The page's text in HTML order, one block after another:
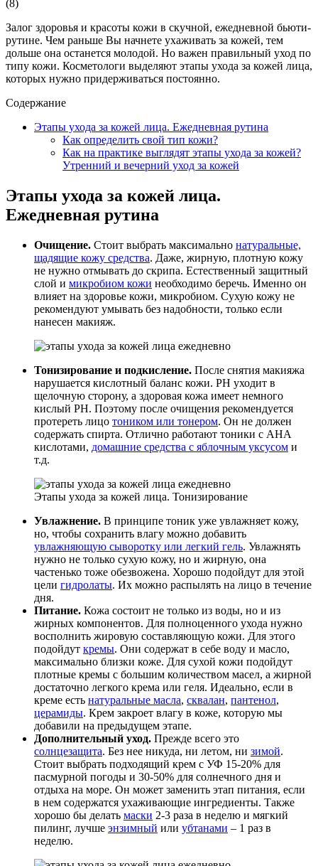
(8)
Залог здоровья и красоты кожи в скучной, ежедневной бьюти-
рутине. Чем раньше Вы начнете ухаживать за кожей, тем
дольше она останется молодой. Но важен правильный уход по
типу кожи. Косметологи выделяют этапы ухода за кожей лица,
которых нужно придерживаться постоянно.
Содержание
Этапы ухода за кожей лица. Ежедневная рутина
Как определить свой тип кожи?
Как на практике выглядят этапы ухода за кожей?
Утренний и вечерний уход за кожей
Этапы ухода за кожей лица.
Ежедневная рутина
Очищение. Стоит выбрать максимально натуральные,
щадящие кожу средства. Даже, жирную, плотную кожу
не нужно отмывать до скрипа. Естественный защитный
слой и микробиом кожи необходимо беречь. Именно он
влияет на здоровье кожи, микробиом. Сухую кожу не
рекомендуют умывать без надобности, только если
нанесен макияж.
Тонизирование и подкисление. После снятия макияжа
нарушается кислотный баланс кожи. PH уходит в
щелочную сторону, а здоровая кожа имеет немного
кислый PH. Поэтому после очищения рекомендуется
протереть лицо тоником или тонером. Он не должен
содержать спирта. Отлично работают тоники с AHA
кислотами, домашние средства с яблочным уксусом и
т.д.
Этапы ухода за кожей лица. Тонизирование
Увлажнение. В принципе тоник уже увлажняет кожу,
но, чтобы сохранить влагу можно добавить
увлажняющую сыворотку или легкий гель. Увлажнять
нужно не только сухую кожу, но и жирную, она
частенько тоже обезвожена. Хорошо подойдут для этой
цели гидролаты. Их можно распылять на лицо в течение
дня.
Питание. Кожа состоит не только из воды, но и из
жирных компонентов. Для полноценного ухода нужно
восполнить жировую составляющую кожи. Для этого
подойдут кремы. Они содержат в себе воду и масло,
максимально близки коже. Для сухой кожи подойдут
плотные кремы с большим количеством масел, а жирной
достаточно легкого крема или геля. Идеально, если в
креме есть натуральные масла, сквалан, пантенол,
церамиды. Крем закроет влагу в коже, которую мы
добавили на предыдущем этапе.
Дополнительный уход. Прежде всего это
солнцезащита. Без нее никуда, ни летом, ни зимой.
Стоит выбрать подходящий крем с УФ 15-20% для
пасмурной погоды и 30-50% для солнечного дня и
отдыха на море. Он может заменить этап питания, если
в нем содержатся ухаживающие ингредиенты. Также
хорошо бы делать маски 2-3 раза в неделю и мягкий
пилинг, лучше энзимный или убтанами – 1 раз в
неделю.